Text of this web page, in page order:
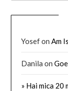
YosefonAm
Danila on
» Hai mica 20